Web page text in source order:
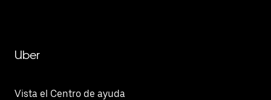
Uber
Vista el Centro de ayuda